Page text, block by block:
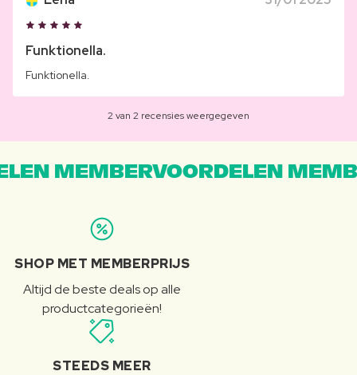
Funktionella.
Funktionella.
2 van 2 recensies weergegeven
MEMBERVOORDELEN
SHOP MET MEMBERPRIJS
Altijd de beste deals op alle
productcategorieën!
STEEDS MEER